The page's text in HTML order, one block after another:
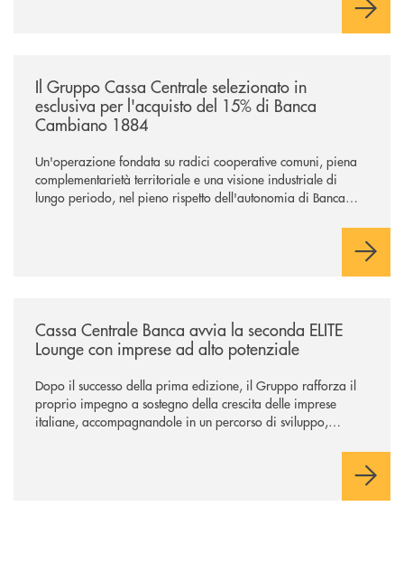
Il Gruppo Cassa Centrale selezionato in
esclusiva per l'acquisto del 15% di Banca
Cambiano 1884
Un'operazione fondata su radici cooperative comuni, piena
complementarietà territoriale e una visione industriale di
lungo periodo, nel pieno rispetto dell'autonomia di Banca
negoziazione esclusiva per la finalizzazione dell’operazione.
Cassa Centrale Banca avvia la seconda ELITE
Lounge con imprese ad alto potenziale
Dopo il successo della prima edizione, il Gruppo rafforza il
proprio impegno a sostegno della crescita delle imprese
italiane, accompagnandole in un percorso di sviluppo,